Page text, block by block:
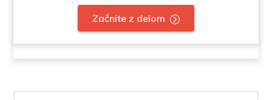
Začnite z delom